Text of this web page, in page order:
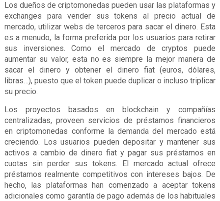
Los dueños de criptomonedas pueden usar las plataformas y
exchanges para vender sus tokens al precio actual de
mercado, utilizar webs de terceros para sacar el dinero. Esta
es a menudo, la forma preferida por los usuarios para retirar
sus inversiones. Como el mercado de cryptos puede
aumentar su valor, esta no es siempre la mejor manera de
sacar el dinero y obtener el dinero fiat (euros, dólares,
libras…), puesto que el token puede duplicar o incluso triplicar
su precio.
Los proyectos basados en blockchain y compañías
centralizadas, proveen servicios de préstamos financieros
en criptomonedas conforme la demanda del mercado está
creciendo. Los usuarios pueden depositar y mantener sus
activos a cambio de dinero fiat y pagar sus préstamos en
cuotas sin perder sus tokens. El mercado actual ofrece
préstamos realmente competitivos con intereses bajos. De
hecho, las plataformas han comenzado a aceptar tokens
adicionales como garantía de pago además de los habituales